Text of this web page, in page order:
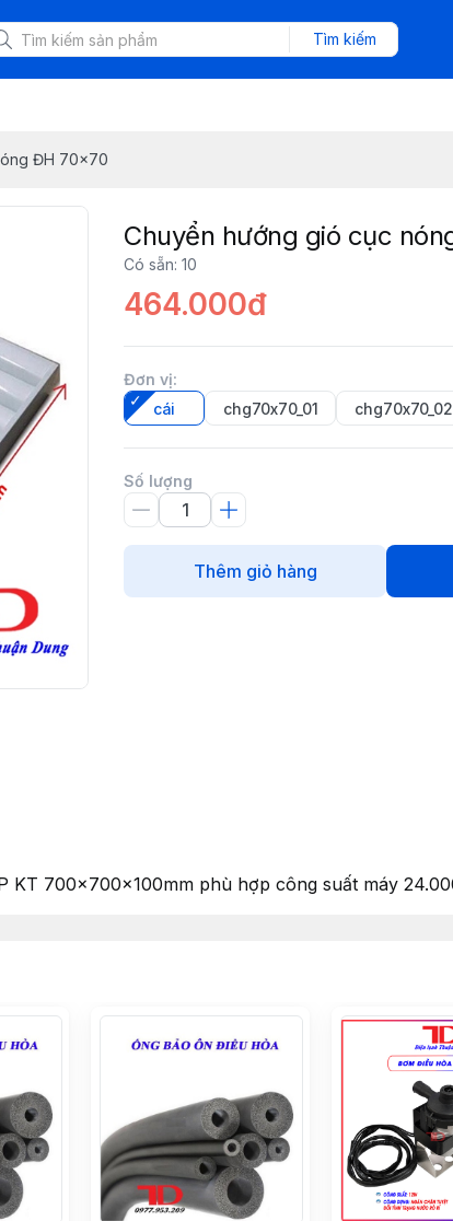
Tìm kiếm
ĐH 70x70
Chuyển hướng gió cục
Có sẵn: 10
464.000đ
Đơn vị:
cái
chg70x70_01 chg70x70_02
Số lượng
Thêm giỏ hàng
KT 700x700x100mm phù hợp công suất máy